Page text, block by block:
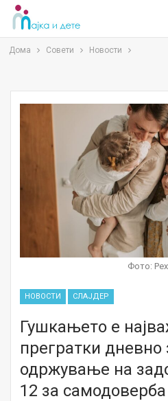
Дома Совети Новости
Фото:
НОВОСТИ СЛАЈДЕР
Гушкањето е
прегратки дневно
одржување на
12 за самодоверба